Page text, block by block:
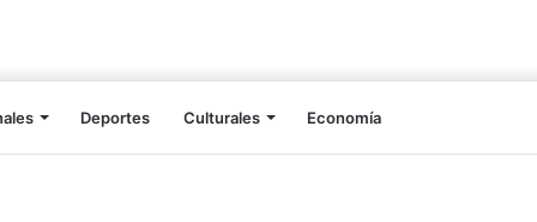
Deportes Culturales Economía